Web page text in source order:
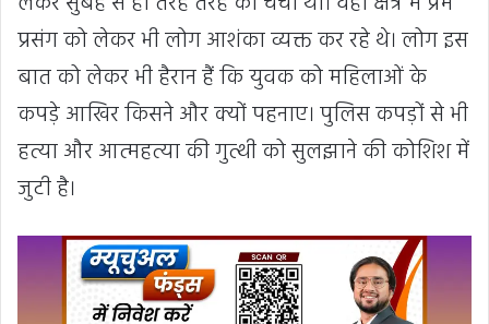
प्रसंग को लेकर भी लोग आशंका व्यक्त कर रहे थे। लोग इस
बात को लेकर भी हैरान हैं कि युवक को महिलाओं के
कपड़े आखिर किसने और क्यों पहनाए। पुलिस कपड़ों से भी
हत्या और आत्महत्या की गुत्थी को सुलझाने की कोशिश में
जुटी है।